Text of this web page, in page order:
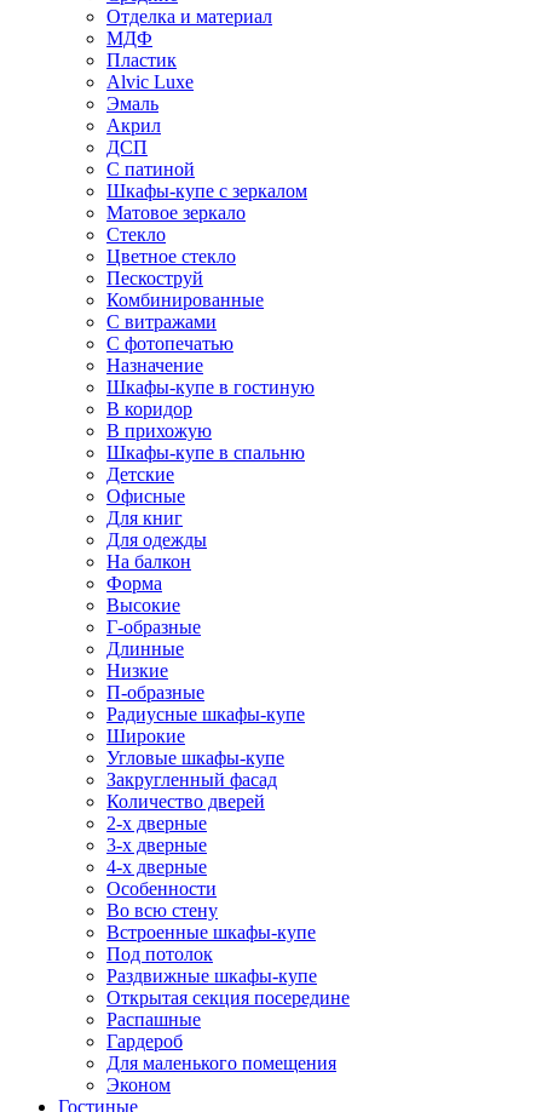
Отделка и материал
МДФ
Пластик
Alvic Luxe
Эмаль
Акрил
ДСП
С патиной
Шкафы-купе с зеркалом
Матовое зеркало
Стекло
Цветное стекло
Пескоструй
Комбинированные
С витражами
С фотопечатью
Назначение
Шкафы-купе в гостиную
В коридор
В прихожую
Шкафы-купе в спальню
Детские
Офисные
Для книг
Для одежды
На балкон
Форма
Высокие
Г-образные
Длинные
Низкие
П-образные
Радиусные шкафы-купе
Широкие
Угловые шкафы-купе
Закругленный фасад
Количество дверей
2-х дверные
3-х дверные
4-х дверные
Особенности
Во всю стену
Встроенные шкафы-купе
Под потолок
Раздвижные шкафы-купе
Открытая секция посередине
Распашные
Гардероб
Для маленького помещения
Эконом
Гостиные